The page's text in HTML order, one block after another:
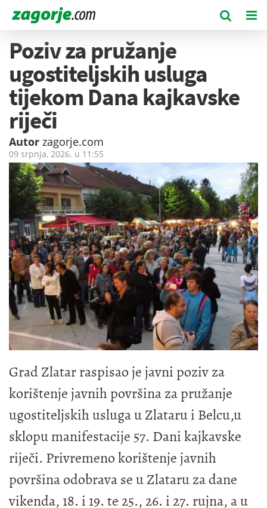
Poziv za pružanje
ugostiteljskih usluga
tijekom Dana kajkavske
riječi
Autor zagorje.com
09 srpnja, 2026. u 11:55
Grad Zlatar raspisao je javni poziv za
korištenje javnih površina za pružanje
ugostiteljskih usluga u Zlataru i Belcu,u
sklopu manifestacije 57. Dani kajkavske
riječi. Privremeno korištenje javnih
površina odobrava se u Zlataru za dane
vikenda, 18. i 19. te 25., 26. i 27. rujna, a u